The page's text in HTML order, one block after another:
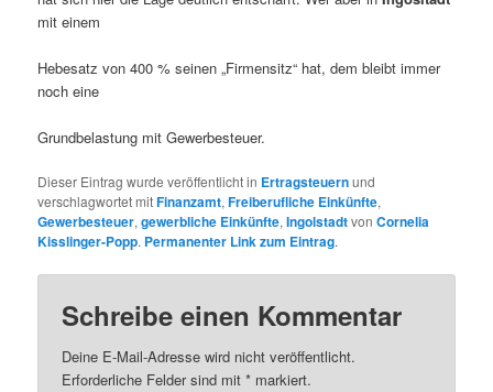
mit einem
Hebesatz von 400 % seinen „Firmensitz“ hat, dem bleibt immer
noch eine
Grundbelastung mit Gewerbesteuer.
Dieser Eintrag wurde veröffentlicht in Ertragsteuernund
verschlagwortet mitFinanzamt,Freiberufliche Einkünfte,
Gewerbesteuer,gewerbliche Einkünfte,IngolstadtvonCornelia
Kisslinger-Popp. Permanenter Link zum Eintrag.
Schreibe einen Kommentar
Deine E-Mail-Adresse wird nicht veröffentlicht.
Erforderliche Felder sind mit* markiert.